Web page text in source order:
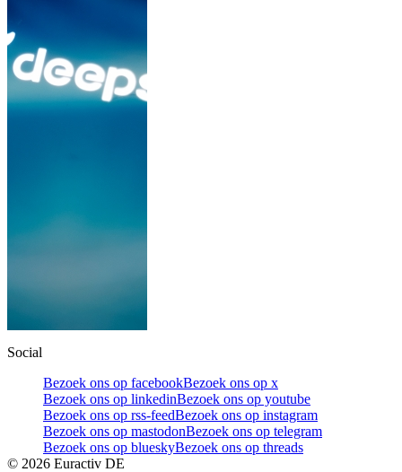
Social
Bezoek ons op facebookBezoek ons op x
Bezoek ons op linkedinBezoek ons op youtube
Bezoek ons op rss-feedBezoek ons op instagram
Bezoek ons op mastodonBezoek ons op telegram
Bezoek ons op blueskyBezoek ons op threads
© 2026 Euractiv DE